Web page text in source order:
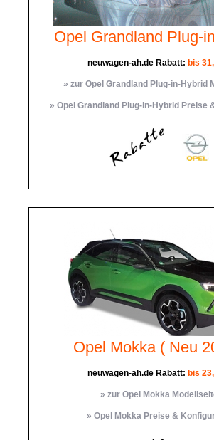
Opel Grandland Plug-
neuwagen-ah.de Rabatt: bis
» zur Opel Grandland Plug-in-Hybrid
» Opel Grandland Plug-in-Hybrid Preise
Opel Mokka ( Neu
neuwagen-ah.de Rabatt: bis
» zur Opel Mokka
» Opel Mokka Preise &